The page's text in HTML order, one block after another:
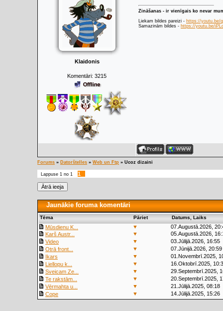
Klaidonis
Komentāri: 3215
Zināšanas - ir vienīgais ko nevar
Liekam bildes pareizi - https://youtu.be/
Samazinām bildes - https://youtu.be/
Forums » Datorštelles » Web un Ftp » Ucoz dizaini
Lappuse 1 no 1 1
Jaunākie foruma komentāri
Tēma Pāriet Datums, Laiks
Mūsdienu K... ▼
07.Augustā.2026,
Karš Austr...
▼
05.Augustā.2026,
Video
▼
03.Jūlijā.2026, 16:55
Otrā front...
▼
07.Jūnijā.2026, 20:59
Ikars
▼
01.Novembrī.2025,
Liellopu k...
▼
16.Oktobrī.2025,
Sveicam Ze...
▼
29.Septembrī.2025,
Te rakstām...
▼
20.Septembrī.2025,
Vērmahta u...
▼
21.Jūlijā.2025, 08:18
Cope
▼ 14.Jūlijā.2025, 15:26